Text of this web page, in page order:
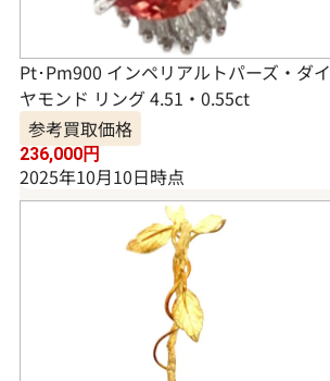
Pt･Pm900 インペリアルトパーズ・ダイ
ヤモンド リング 4.51・0.55ct
参考買取価格
236,000円
2025年10月10日時点